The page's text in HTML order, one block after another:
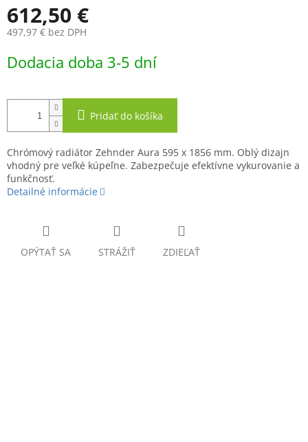
612,50 €
497,97 € bez DPH
cena:
Dodacia doba 3-5 dní
Pridať do košíka
Chrómový radiátor Zehnder Aura 595 x 1856 mm. Oblý dizajn
vhodný pre veľké kúpeľne. Zabezpečuje efektívne vykurovanie a
funkčnosť.
Detailné informácie
OPÝTAŤ SA STRÁŽIŤ ZDIEĽAŤ